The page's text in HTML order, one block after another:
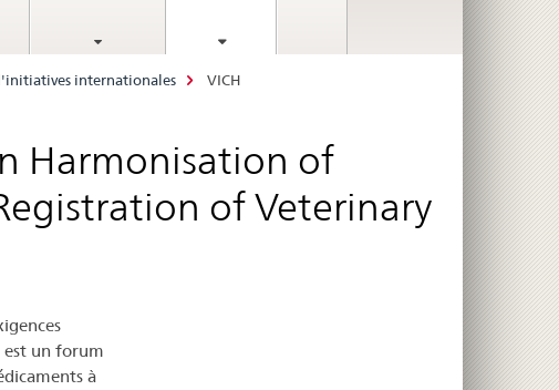
internationales VICH
Harmonisation of
of Veterinary
est un forum
à